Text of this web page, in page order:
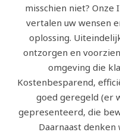
misschien niet? Onze
vertalen uw wensen
oplossing.
ontzorgen en
omgeving die
Kostenbesparend,
goed geregeld (er
gepresenteerd, die
Daarnaast